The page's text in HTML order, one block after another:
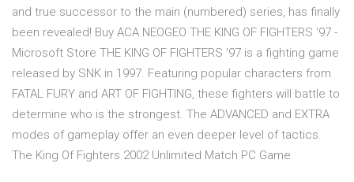
and true successor to the main (numbered) series, has finally
been revealed! Buy ACA NEOGEO THE KING OF FIGHTERS '97 -
Microsoft Store THE KING OF FIGHTERS '97 is a fighting game
released by SNK in 1997. Featuring popular characters from
FATAL FURY and ART OF FIGHTING, these fighters will battle to
determine who is the strongest. The ADVANCED and EXTRA
modes of gameplay offer an even deeper level of tactics.
The King Of Fighters 2002 Unlimited Match PC Game